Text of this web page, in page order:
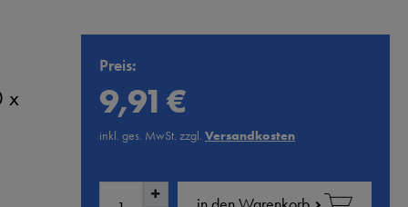
x
Preis:
9,91 €
inkl. ges. MwSt. zzgl. Versandkosten